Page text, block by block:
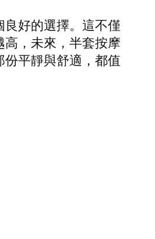
好的選擇。這不僅
，未來，半套按摩
平靜與舒適，都值